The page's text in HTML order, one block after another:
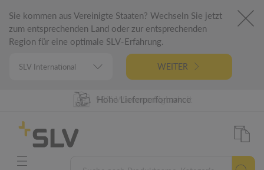
Sie kommen aus Vereinigte Staaten? Wechseln Sie jetzt
zum entsprechenden Land oder zur entsprechenden
Region für eine optimale SLV-Erfahrung.
WEITER
98% Warenverfügbarkeit
Hohe Lieferperformance
5 Jahre Garantie
German Engineering